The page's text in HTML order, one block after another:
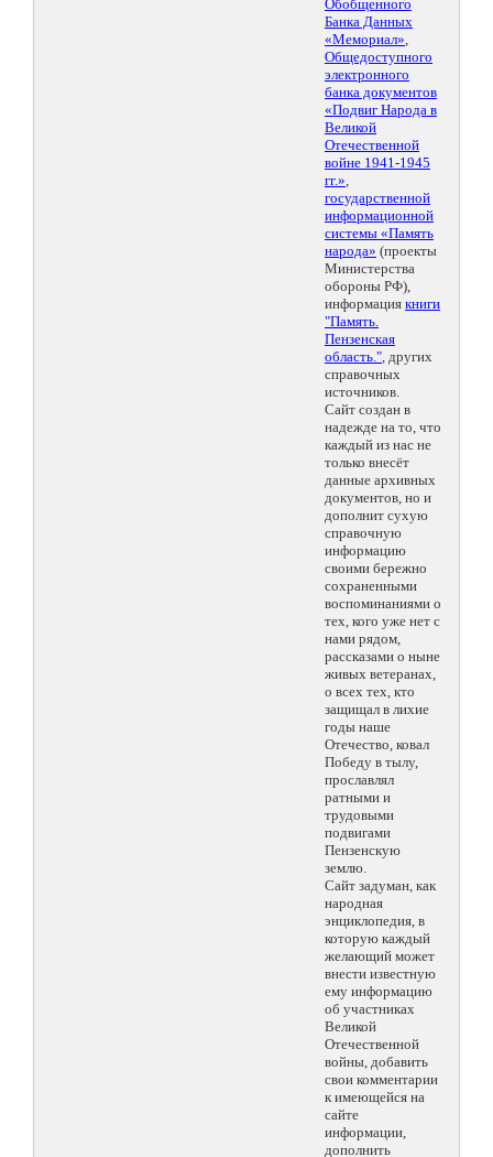
Обобщенного
Банка Данных
«Мемориал»,
Общедоступного
электронного
банка документов
«Подвиг Народа в
Великой
Отечественной
войне 1941-1945
гг.»,
государственной
информационной
системы «Память
народа» (проекты
Министерства
обороны РФ),
информация книги
"Память.
Пензенская
область.", других
справочных
источников.
Сайт создан в
надежде на то, что
каждый из нас не
только внесёт
данные архивных
документов, но и
дополнит сухую
справочную
информацию
своими бережно
сохраненными
воспоминаниями о
тех, кого уже нет с
нами рядом,
рассказами о ныне
живых ветеранах,
о всех тех, кто
защищал в лихие
годы наше
Отечество, ковал
Победу в тылу,
прославлял
ратными и
трудовыми
подвигами
Пензенскую
землю.
Сайт задуман, как
народная
энциклопедия, в
которую каждый
желающий может
внести известную
ему информацию
об участниках
Великой
Отечественной
войны, добавить
свои комментарии
к имеющейся на
сайте
информации,
дополнить